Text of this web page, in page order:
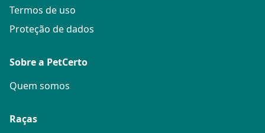
Termos de uso
Proteção de dados
Sobre a PetCerto
Quem somos
Raças